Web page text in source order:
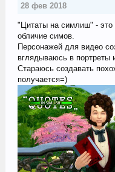
28 фев 2018
"Цитаты на симлиш" - это
обличие симов.
Персонажей для видео
вглядываюсь в портреты
Стараюсь создавать
получается=)